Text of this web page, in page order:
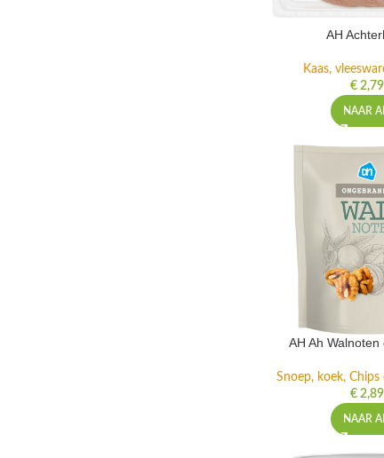
AH
Kaas,
€2,79
NAAR
AH Ah
Snoep, koek, Chips
€2,89
NAAR